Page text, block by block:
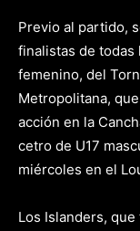
Previo al partido,
finalistas de todas
femenino, del
Metropolitana,
acción en la
cetro de U17
miércoles en el
Los Islanders,